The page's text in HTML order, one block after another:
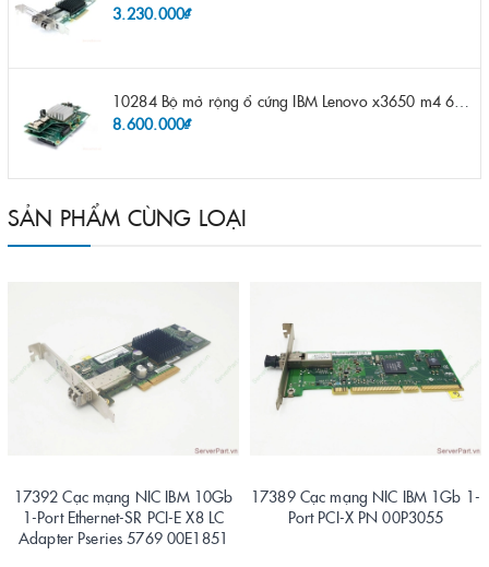
3.230.000₫
8.600.000₫
SẢN PHẨM CÙNG LOẠI
17392 Cạc mạng NIC IBM 10Gb
1-Port Ethernet-SR PCI-E X8 LC
Adapter Pseries 5769 00E1851
17389 Cạc mạng NIC IBM 1Gb 1-
Port PCI-X PN 00P3055